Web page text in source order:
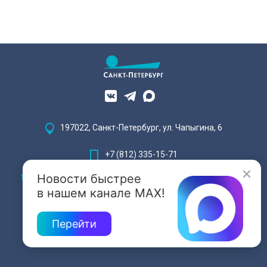
Новости быстрее
в нашем канале MAX!
Перейти
197022, Санкт-Петербург, ул. Чапыгина, 6
+7 (812) 335-15-71
Внимание! Отдельные видеоматериалы, размещенные на настоящем
сайте, могут содержать информацию, предназначенную для лиц,
достигших 18 лет.